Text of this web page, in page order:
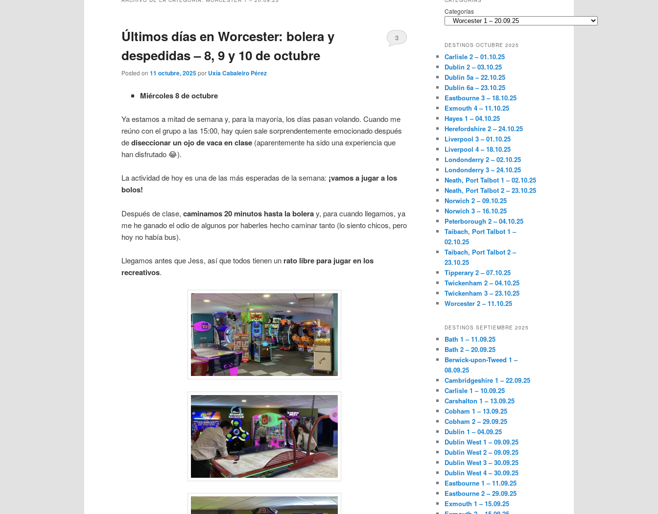
Últimos días en Worcester: bolera y
despedidas – 8, 9 y 10 de octubre
Posted on 11 octubre, 2025por Uxía Cabaleiro Pérez
3
Miércoles 8 de octubre
Ya estamos a mitad de semana y, para la mayoría, los días pasan volando. Cuando me
reúno con el grupo a las 15:00, hay quien sale sorprendentemente emocionado después
dediseccionar un ojo de vaca en clase (aparentemente ha sido una experiencia que
han disfrutado 😂).
La actividad de hoy es una de las más esperadas de la semana: ¡vamos a jugar a los
bolos!
Después de clase, caminamos 20 minutos hasta la boleray, para cuando llegamos, ya
me he ganado el odio de algunos por haberles hecho caminar tanto (lo siento chicos, pero
hoy no había bus).
Llegamos antes que Jess, así que todos tienen un rato libre para jugar en los
recreativos.
Categorías
DESTINOS OCTUBRE 2025
Carlisle 2 – 01.10.25
Dublin 2 – 03.10.25
Dublin 5a – 22.10.25
Dublin 6a – 23.10.25
Eastbourne 3 – 18.10.25
Exmouth 4 – 11.10.25
Hayes 1 – 04.10.25
Herefordshire 2 – 24.10.25
Liverpool 3 – 01.10.25
Liverpool 4 – 18.10.25
Londonderry 2 – 02.10.25
Londonderry 3 – 24.10.25
Neath, Port Talbot 1 – 02.10.25
Neath, Port Talbot 2 – 23.10.25
Norwich 2 – 09.10.25
Norwich 3 – 16.10.25
Peterborough 2 – 04.10.25
Taibach, Port Talbot 1 –
02.10.25
Taibach, Port Talbot 2 –
23.10.25
Tipperary 2 – 07.10.25
Twickenham 2 – 04.10.25
Twickenham 3 – 23.10.25
Worcester 2 – 11.10.25
DESTINOS SEPTIEMBRE 2025
Bath 1 – 11.09.25
Bath 2 – 20.09.25
Berwick-upon-Tweed 1 –
08.09.25
Cambridgeshire 1 – 22.09.25
Carlisle 1 – 10.09.25
Carshalton 1 – 13.09.25
Cobham 1 – 13.09.25
Cobham 2 – 29.09.25
Dublin 1 – 04.09.25
Dublin West 1 – 09.09.25
Dublin West 2 – 09.09.25
Dublin West 3 – 30.09.25
Dublin West 4 – 30.09.25
Eastbourne 1 – 11.09.25
Eastbourne 2 – 29.09.25
Exmouth 1 – 15.09.25